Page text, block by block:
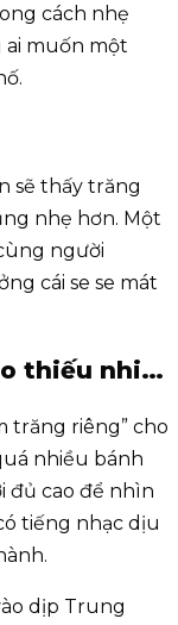
cách nhẹ
muốn một
sẽ thấy trăng
nhẹ hơn. Một
người
cái se se mát
thiếu nhi…
trăng riêng” cho
nhiều bánh
đủ cao để nhìn
tiếng nhạc dịu
dịp Trung